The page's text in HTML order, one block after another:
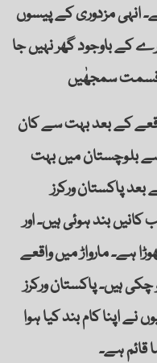
انہی مزدوری کے پیسوں
کے باوجود گھر نہیں جا
کے بعد بہت سے کان
بلوچستان میں بہت
پاکستان ورکرز
بند ہوئی ہیں۔ اور
ہے۔ مارواڑ میں واقعے
ہیں۔ پاکستان ورکرز
اپنا کام بند کیا ہوا
قائم ہے۔